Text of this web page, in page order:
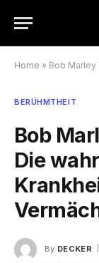
Home » Bob Marley
BERÜHMTHEIT
Bob
Die
By DECKER